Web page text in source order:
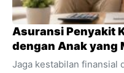
Asuransi Penyakit
dengan Anak yang
Jaga kestabilan finansial